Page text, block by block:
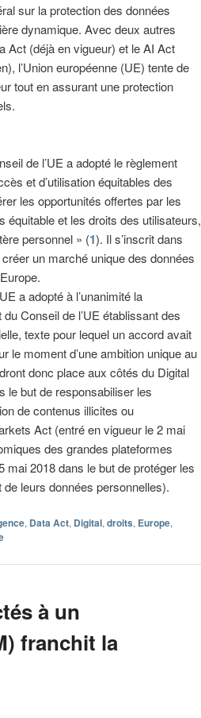
sur la protection des données
dynamique. Avec deux autres
Act (déjà en vigueur) et le AI Act
l’Union européenne (UE) tente de
tout en assurant une protection
de l’UE a adopté le règlement
et d’utilisation équitables des
les opportunités offertes par les
équitable et les droits des utilisateurs,
personnel » (1). Il s’inscrit dans
un marché unique des données
a adopté à l’unanimité la
Conseil de l’UE établissant des
texte pour lequel un accord avait
le moment d’une ambition unique au
donc place aux côtés du Digital
le but de responsabiliser les
de contenus illicites ou
Act (entré en vigueur le 2 mai
des grandes plateformes
mai 2018 dans le but de protéger les
leurs données personnelles).
, Data Act, Digital,droits, Europe,
à un
franchit la